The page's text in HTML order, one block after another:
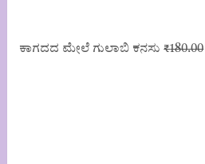
ಕಾಗದದ ಮೇಲೆ ಗುಲಾಬಿ ಕನಸು ₹180.00